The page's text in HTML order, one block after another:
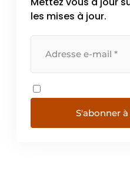
les mises à jour.
S'abonner